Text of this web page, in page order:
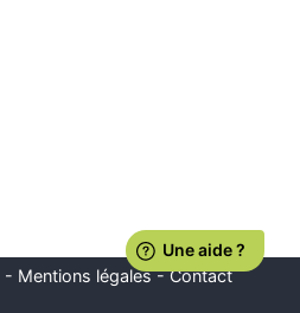
- Mentions légales-Contact